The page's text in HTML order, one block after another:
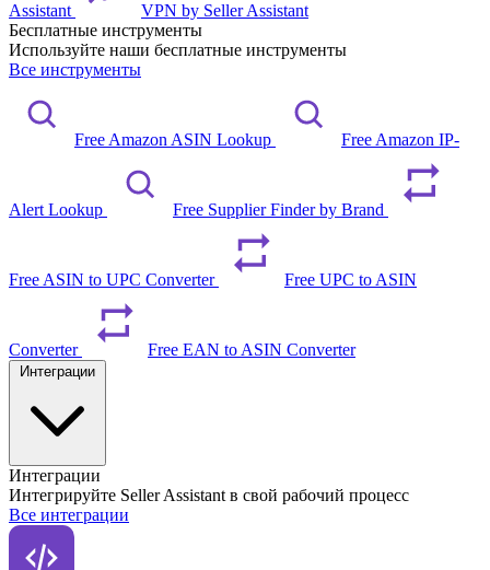
Assistant
VPN by Seller Assistant
Бесплатные инструменты
Используйте наши бесплатные инструменты
Все инструменты
Free Amazon ASIN Lookup Free Amazon IP-
Alert Lookup Free Supplier Finder by Brand
Free ASIN to UPC Converter Free UPC to ASIN
Converter Free EAN to ASIN Converter
Интеграции
Интегрируйте Seller Assistant в свой рабочий процесс
Все интеграции